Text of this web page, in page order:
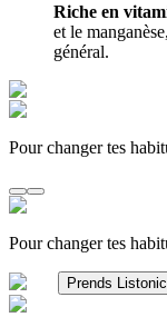
Riche en
et le
général.
Pour changer tes
Pour changer tes
Prends Listonic